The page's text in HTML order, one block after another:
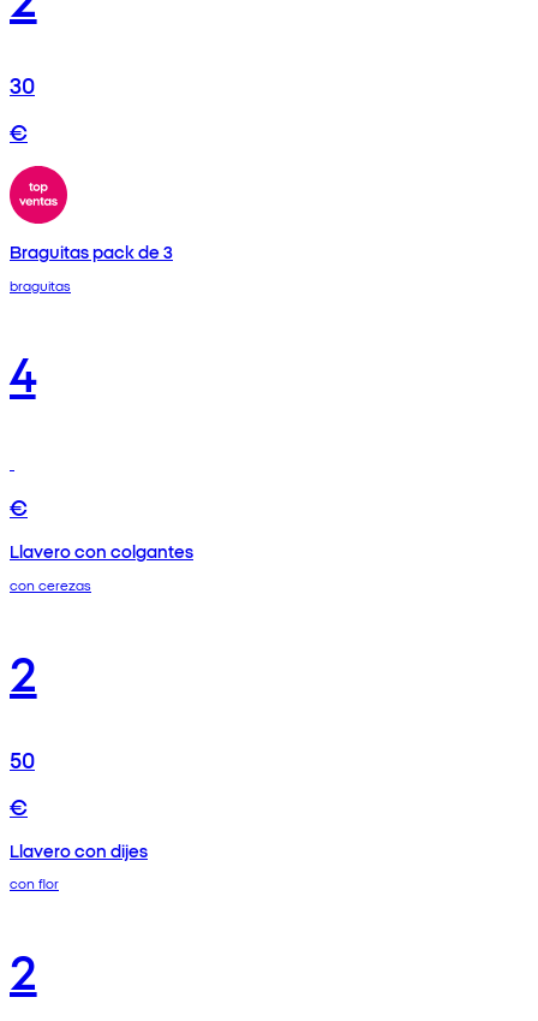
30
€
Braguitas pack de 3
braguitas
4
€
Llavero con colgantes
con cerezas
2
50
€
Llavero con dijes
con flor
2